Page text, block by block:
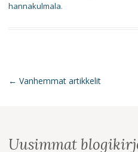
hannakulmala.
Artikkelien
← Vanhemmat artikkelit
Uusimmat